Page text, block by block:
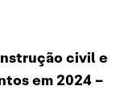
civil e
em 2024 –